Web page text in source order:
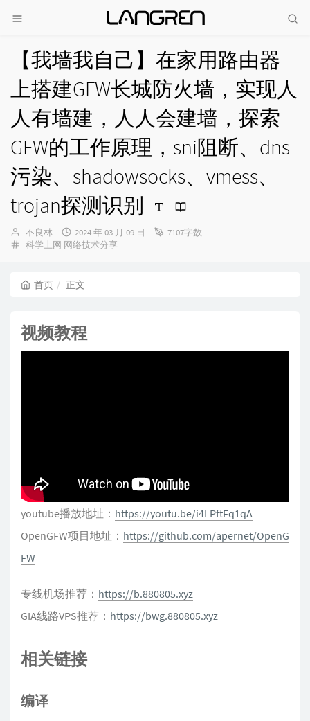
【我墙我自己】在家用路由器
上搭建GFW长城防火墙，实现人
人有墙建，人人会建墙，探索
GFW的工作原理，sni阻断、dns
污染、shadowsocks、vmess、
trojan探测识别
博
主：
不良林
发
布
2024 年 03 月 09 日
7107字数
分
科学上网 网络技术分享
首页 正文
视频教程
youtube播放地址： https://youtu.be/i4LPftFq1qA
OpenGFW项目地址： https://github.com/apernet/OpenG
FW
专线机场推荐： https://b.880805.xyz
GIA线路VPS推荐： https://bwg.880805.xyz
相关链接
编译